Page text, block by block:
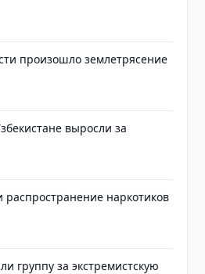
произошло землетрясение
выросли за
распространение наркотиков
группу за экстремистскую